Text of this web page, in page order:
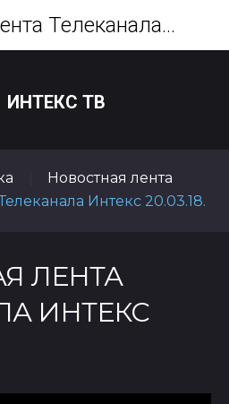
ИНТЕКС ТВ
Новостная лента
Интекс 20.03.18.
ЛЕНТА
ИНТЕКС
Новостная лента Телеканала Интекс 20.03.18.